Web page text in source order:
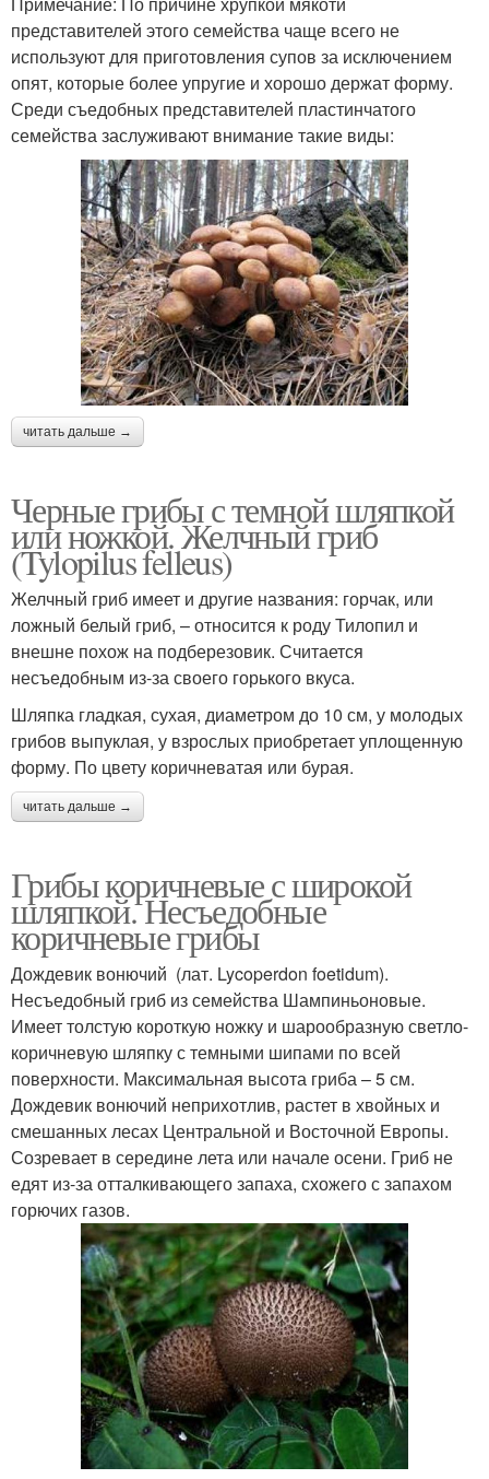
представителей этого семейства чаще всего не
используют для приготовления супов за исключением
опят, которые более упругие и хорошо держат форму.
Среди съедобных представителей пластинчатого
семейства заслуживают внимание такие виды:
читать дальше →
Черные грибы с темной шляпкой
или ножкой. Желчный гриб
(Tylopilus felleus)
Желчный гриб имеет и другие названия: горчак, или
ложный белый гриб, – относится к роду Тилопил и
внешне похож на подберезовик. Считается
несъедобным из-за своего горького вкуса.
Шляпка гладкая, сухая, диаметром до 10 см, у молодых
грибов выпуклая, у взрослых приобретает уплощенную
форму. По цвету коричневатая или бурая.
читать дальше →
Грибы коричневые с широкой
шляпкой. Несъедобные
коричневые грибы
Дождевик вонючий (лат. Lycoperdon foetidum).
Несъедобный гриб из семейства Шампиньоновые.
Имеет толстую короткую ножку и шарообразную светло-
коричневую шляпку с темными шипами по всей
поверхности. Максимальная высота гриба – 5 см.
Дождевик вонючий неприхотлив, растет в хвойных и
смешанных лесах Центральной и Восточной Европы.
Созревает в середине лета или начале осени. Гриб не
едят из-за отталкивающего запаха, схожего с запахом
горючих газов.